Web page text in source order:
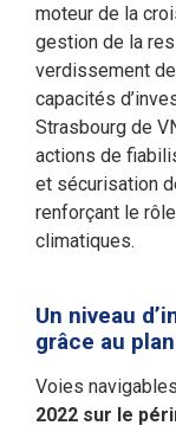
moteur de la
gestion de la
verdissement
capacités
Strasbourg de
actions de
et sécurisation
renforçant le
climatiques.
Un niveau
grâce au
Voies
2022 sur le